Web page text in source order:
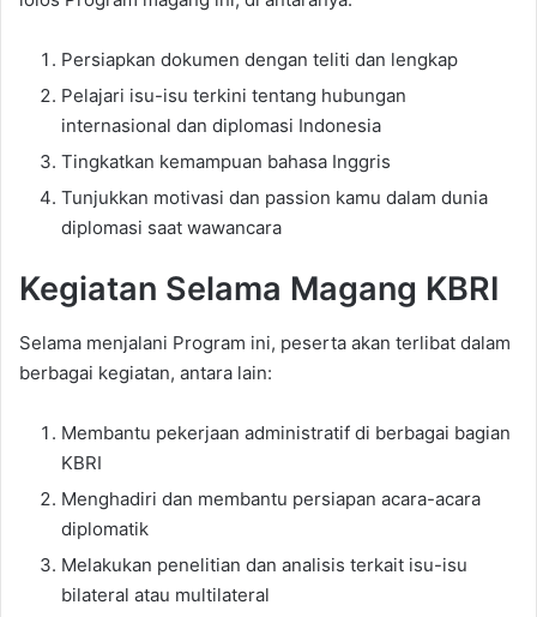
Persiapkan dokumen dengan teliti dan lengkap
Pelajari isu-isu terkini tentang hubungan
internasional dan diplomasi Indonesia
Tingkatkan kemampuan bahasa Inggris
Tunjukkan motivasi dan passion kamu dalam dunia
diplomasi saat wawancara
Kegiatan Selama Magang KBRI
Selama menjalani Program ini, peserta akan terlibat dalam
berbagai kegiatan, antara lain:
Membantu pekerjaan administratif di berbagai bagian
KBRI
Menghadiri dan membantu persiapan acara-acara
diplomatik
Melakukan penelitian dan analisis terkait isu-isu
bilateral atau multilateral